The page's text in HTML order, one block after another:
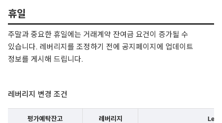
휴일
주말과 중요한 휴일에는 거래계약 잔여금 요건이 증가될 수
있습니다. 레버리지를 조정하기 전에 공지페이지에 업데이트
정보를 게시해 드립니다.
레버리지 변경 조건
평가예탁잔고 레버리지